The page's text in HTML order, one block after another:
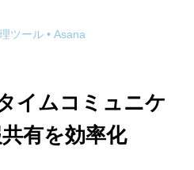
ツール • Asana
イムコミュニケ
有を効率化